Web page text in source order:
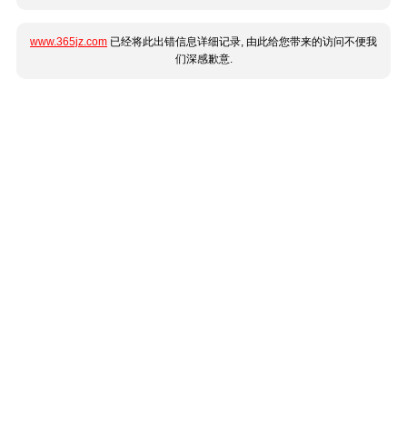
www.365jz.com 已经将此出错信息详细记录, 由此给您带来的访问不便我
们深感歉意.